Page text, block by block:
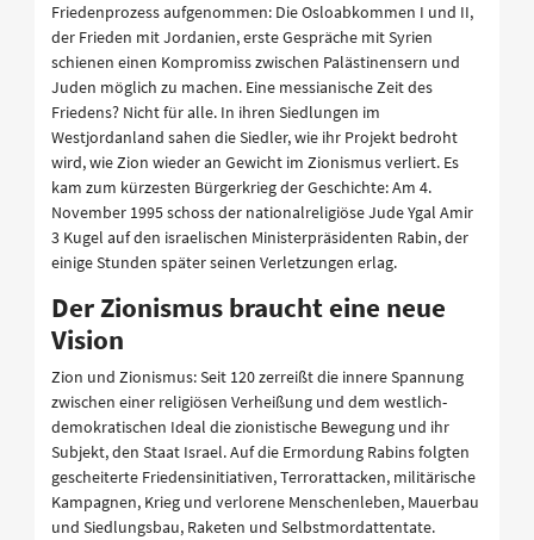
Friedenprozess aufgenommen: Die Osloabkommen I und II,
der Frieden mit Jordanien, erste Gespräche mit Syrien
schienen einen Kompromiss zwischen Palästinensern und
Juden möglich zu machen. Eine messianische Zeit des
Friedens? Nicht für alle. In ihren Siedlungen im
Westjordanland sahen die Siedler, wie ihr Projekt bedroht
wird, wie Zion wieder an Gewicht im Zionismus verliert. Es
kam zum kürzesten Bürgerkrieg der Geschichte: Am 4.
November 1995 schoss der nationalreligiöse Jude Ygal Amir
3 Kugel auf den israelischen Ministerpräsidenten Rabin, der
einige Stunden später seinen Verletzungen erlag.
Der Zionismus braucht eine neue
Vision
Zion und Zionismus: Seit 120 zerreißt die innere Spannung
zwischen einer religiösen Verheißung und dem westlich-
demokratischen Ideal die zionistische Bewegung und ihr
Subjekt, den Staat Israel. Auf die Ermordung Rabins folgten
gescheiterte Friedensinitiativen, Terrorattacken, militärische
Kampagnen, Krieg und verlorene Menschenleben, Mauerbau
und Siedlungsbau, Raketen und Selbstmordattentate.